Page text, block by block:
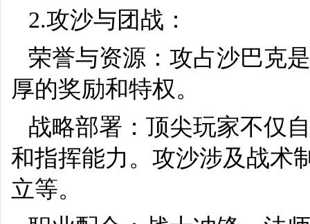
2.攻沙与团战：
荣誉与资源：攻占沙巴克
厚的奖励和特权。
战略部署：顶尖玩家不仅
和指挥能力。攻沙涉及战术
立等。